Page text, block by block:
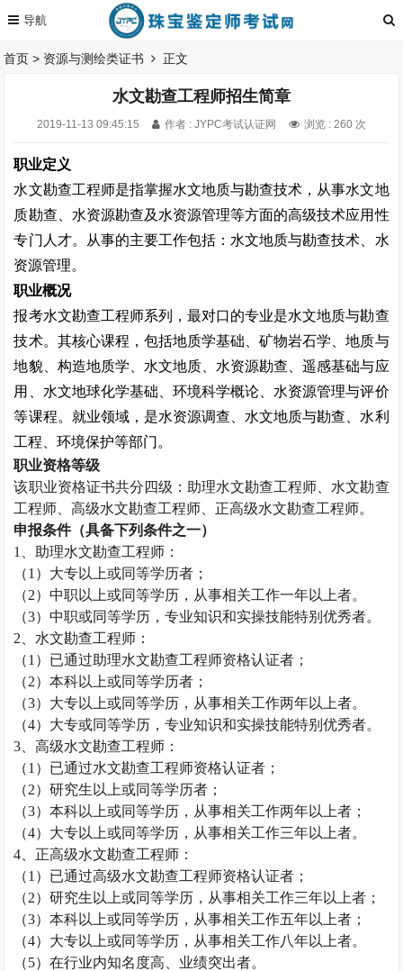
首页 > 资源与测绘类证书 正文
水文勘查工程师招生简章
2019-11-13 09:45:15 作者 : JYPC考试认证网 浏览 : 260 次
职业定义
水文勘查工程师是指掌握水文地质与勘查技术，从事水文地
质勘查、水资源勘查及水资源管理等方面的高级技术应用性
专门人才。从事的主要工作包括：水文地质与勘查技术、水
资源管理。
职业概况
报考水文勘查工程师系列，最对口的专业是水文地质与勘查
技术。其核心课程，包括地质学基础、矿物岩石学、地质与
地貌、构造地质学、水文地质、水资源勘查、遥感基础与应
用、水文地球化学基础、环境科学概论、水资源管理与评价
等课程。就业领域，是水资源调查、水文地质与勘查、水利
工程、环境保护等部门。
职业资格等级
该职业资格证书共分四级：助理水文勘查工程师、水文勘查
工程师、高级水文勘查工程师、正高级水文勘查工程师。
申报条件（具备下列条件之一）
1
、助理水文勘查工程师：
（1 ）大专以上或同等学历者；
（2）中职以上或同等学历，从事相关工作一年以上者。
（3）中职或同等学历，专业知识和实操技能特别优秀者。
2 、水文勘查工程师：
（1 ）已通过助理水文勘查工程师资格认证者；
（2）本科以上或同等学历者；
（3）大专以上或同等学历，从事相关工作两年以上者。
（4）大专或同等学历，专业知识和实操技能特别优秀者。
3 、高级水文勘查工程师：
（1 ）已通过水文勘查工程师资格认证者；
（2）研究生以上或同等学历者；
（3）本科以上或同等学历，从事相关工作两年以上者；
（4）大专以上或同等学历，从事相关工作三年以上者。
4 、正高级水文勘查工程师：
（1 ）已通过高级水文勘查工程师资格认证者；
（2）研究生以上或同等学历，从事相关工作三年以上者；
（3）本科以上或同等学历，从事相关工作五年以上者；
（4）大专以上或同等学历，从事相关工作八年以上者。
（5）在行业内知名度高、业绩突出者。